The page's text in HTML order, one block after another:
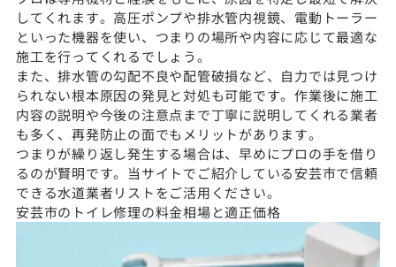
してくれます。高圧ポンプや排水管内視鏡、電動トーラー
といった機器を使い、つまりの場所や内容に応じて最適な
施工を行ってくれるでしょう。
また、排水管の勾配不良や配管破損など、自力では見つけ
られない根本原因の発見と対処も可能です。作業後に施工
内容の説明や今後の注意点まで丁寧に説明してくれる業者
も多く、再発防止の面でもメリットがあります。
つまりが繰り返し発生する場合は、早めにプロの手を借り
るのが賢明です。当サイトでご紹介している安芸市で信頼
できる水道業者リストをご活用ください。
安芸市のトイレ修理の料金相場と適正価格